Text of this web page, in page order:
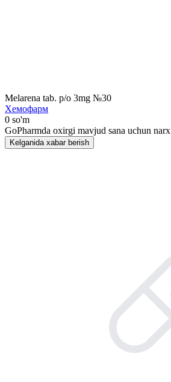
Melarena tab. p/o 3mg №30
Хемофарм
0 so'm
GoPharmda oxirgi mavjud sana uchun narx
Kelganida xabar berish